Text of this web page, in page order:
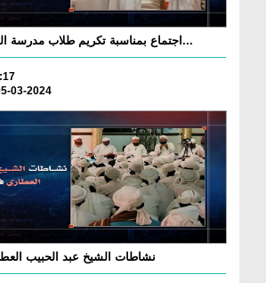
اجتماع بمناسبة تكريم طلاب مدرسة المدينة وجامعة ال...
03-2024
نشاطات الشيخ عبد الحبيب